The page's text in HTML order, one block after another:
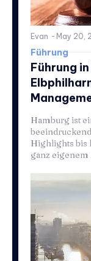
Evan - May 20,
Führung
Führung
Hamburg ist
Highlights bis
ganz